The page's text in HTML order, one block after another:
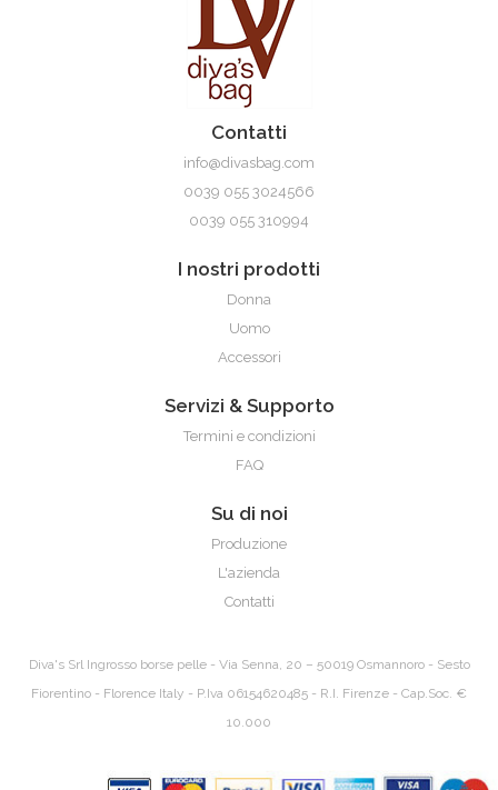
Sydney
Clelia
Contatti
info@divasbag.com
0039 055 3024566
0039 055 310994
I nostri prodotti
Donna
Uomo
Accessori
Servizi & Supporto
Termini e condizioni
FAQ
Su di noi
Produzione
L'azienda
Contatti
Diva's Srl Ingrosso borse pelle- Via Senna, 20 – 50019 Osmannoro - Sesto
Fiorentino - Florence Italy - P.Iva 06154620485 - R.I. Firenze - Cap.Soc. €
10.000